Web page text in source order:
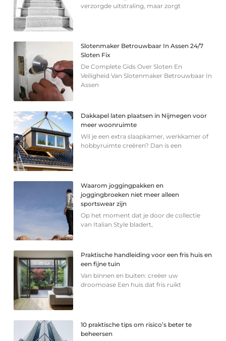
verzorgde uitstraling, maar zorgt
Slotenmaker Betrouwbaar In Assen 24/7
Sloten Fix
De Complete Gids Over Sloten En
Veiligheid Van Slotenmaker Betrouwbaar In
Assen
Dakkapel laten plaatsen in Nijmegen voor
meer woonruimte
Wil je een extra slaapkamer, werkkamer of
hobbyruimte creëren? Dan is een
Waarom joggingpakken en
joggingbroeken niet meer alleen
sportswear zijn
Op het moment dat je door de collectie
van Italian Style bladert,
Praktische handleiding voor een fris huis en
een fijne tuin
Van binnen en buiten: creëer uw
droomoase Een huis dat fris ruikt
10 praktische tips om risico’s beter te
beheersen